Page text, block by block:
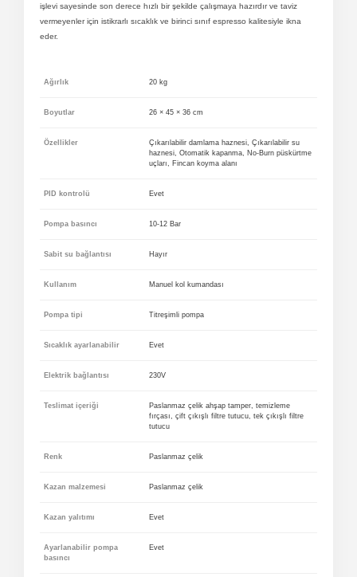
işlevi sayesinde son derece hızlı bir şekilde çalışmaya hazırdır ve taviz
vermeyenler için istikrarlı sıcaklık ve birinci sınıf espresso kalitesiyle ikna
eder.
Ağırlık 20 kg
Boyutlar 26 × 45 × 36 cm
Özellikler
Çıkarılabilir damlama haznesi, Çıkarılabilir su
haznesi, Otomatik kapanma, No-Burn püskürtme
uçları, Fincan koyma alanı
PID kontrolü Evet
Pompa basıncı 10-12 Bar
Sabit su bağlantısı Hayır
Kullanım Manuel kol kumandası
Pompa tipi Titreşimli pompa
Sıcaklık ayarlanabilir Evet
Elektrik bağlantısı 230V
Teslimat içeriği
Paslanmaz çelik ahşap tamper, temizleme
fırçası, çift çıkışlı filtre tutucu, tek çıkışlı filtre
tutucu
Renk Paslanmaz çelik
Kazan malzemesi Paslanmaz çelik
Kazan yalıtımı Evet
Ayarlanabilir pompa
basıncı
Evet